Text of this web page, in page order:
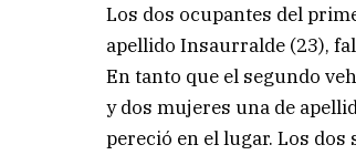
Los dos ocupantes del
apellido Insaurralde (23),
En tanto que el segundo
y dos mujeres una de
pereció en el lugar. Los